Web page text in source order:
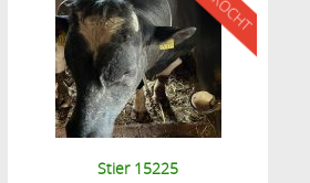
Stier 15225